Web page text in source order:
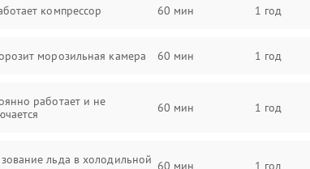
компрессор 60 мин 1 год
морозильная камера 60 мин 1 год
работает и не
60 мин 1 год
льда в холодильной 60 мин 1 год